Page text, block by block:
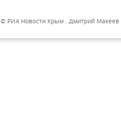
© РИА Новости Крым . Дмитрий Макеев